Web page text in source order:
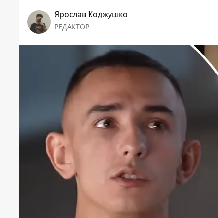
Ярослав Коджушко
РЕДАКТОР